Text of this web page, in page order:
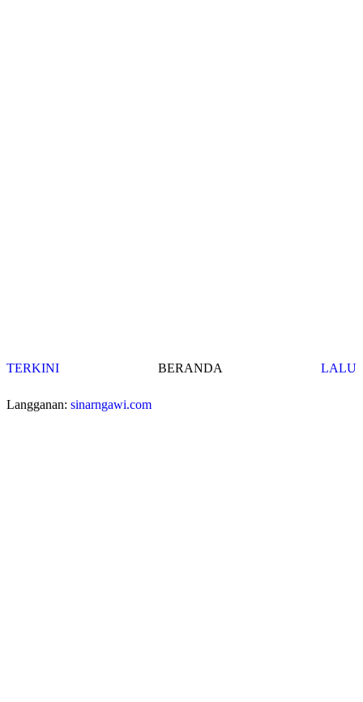
TERKINI LALU
BERANDA
Langganan: sinarngawi.com